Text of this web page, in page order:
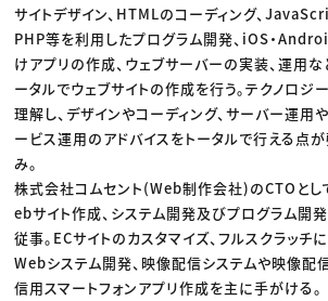
サイトデザイン、HTMLのコーディング、
PHP等を利用したプログラム開発、iOS・
けアプリの作成、ウェブサーバーの実装、運用な
ータルでウェブサイトの作成を行う。テクノロジ
理解し、デザインやコーディング、サーバー運用
ービス運用のアドバイスをトータルで行える点
み。
株式会社コムセント(Web制作会社)のCTOとし
ebサイト作成、システム開発及びプログラム開
従事。ECサイトのカスタマイズ、フルスクラッチ
Webシステム開発、映像配信システムや映像配
信用スマートフォンアプリ作成を主に手がける。